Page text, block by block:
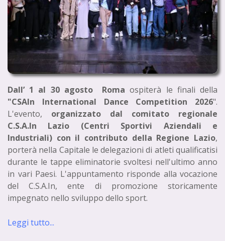
Dall’ 1 al 30 agosto Roma ospiterà le finali della
"CSAIn International Dance Competition 2026".
L'evento, organizzato dal comitato regionale
C.S.A.In Lazio (Centri Sportivi Aziendali e
Industriali) con il contributo della Regione Lazio,
porterà nella Capitale le delegazioni di atleti qualificatisi
durante le tappe eliminatorie svoltesi nell'ultimo anno
in vari Paesi. L'appuntamento risponde alla vocazione
del C.S.A.In, ente di promozione storicamente
impegnato nello sviluppo dello sport.
Leggi tutto...